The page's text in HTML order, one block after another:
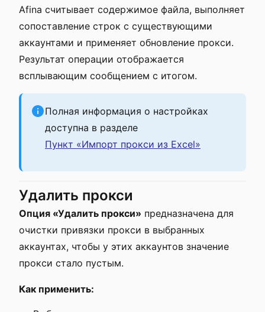
Afina считывает содержимое файла, выполняет
сопоставление строк с существующими
аккаунтами и применяет обновление прокси.
Результат операции отображается
всплывающим сообщением с итогом.
Полная информация о настройках
доступна в разделе
Пункт «Импорт прокси из Excel»
Удалить прокси
Опция «Удалить прокси» предназначена для
очистки привязки прокси в выбранных
аккаунтах, чтобы у этих аккаунтов значение
прокси стало пустым.
Как применить: